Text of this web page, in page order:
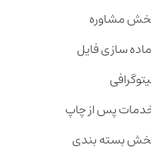
مشاوره
سازی فایل
پس از چاپ
بسته بندی